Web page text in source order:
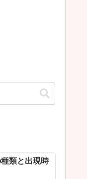
類と出現時